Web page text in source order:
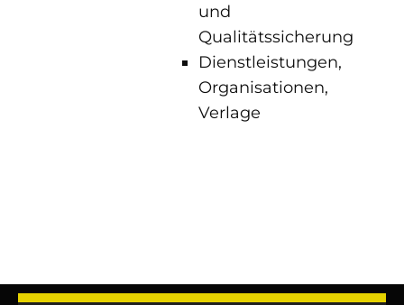
und
Qualitätssicherung
Dienstleistungen,
Organisationen,
Verlage